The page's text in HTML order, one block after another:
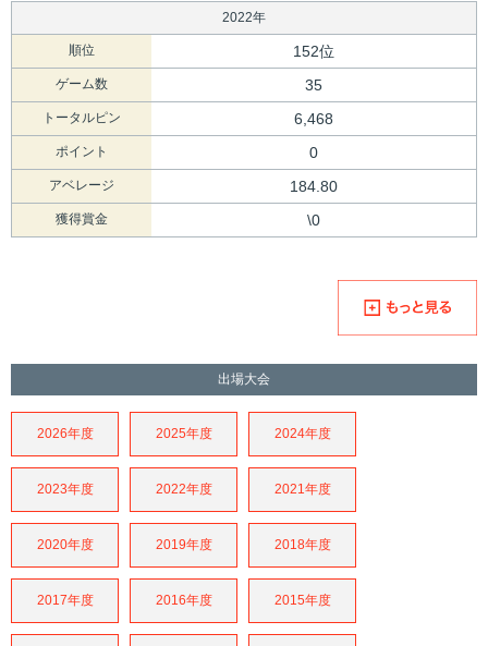
2022年
順位 152位
ゲーム数 35
トータルピン 6,468
ポイント 0
アベレージ 184.80
獲得賞金 \0
出場大会
2026年度 2025年度 2024年度
2023年度 2022年度 2021年度
2020年度 2019年度 2018年度
2017年度 2016年度 2015年度